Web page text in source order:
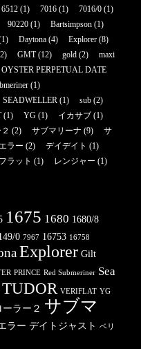
6512 (1) 7016 (1) 7016/0 (1)
90220 (1) Bartsimpson (1)
Daytona (4) Explorer (8)
GMT(12) gold (2)
maxi
OYSTER PERPETUAL DATE
(1)
SEADWELLER (1) sub (2)
(1) YG (1) イカサブ (1)
(2) サブマリーナ (9)
サ
ラー (2) デイデイト (1)
ラット (1) レンジャー (1)
1675 1680 1680/8
0 7967 16753 16758
Explorer Gilt
PRINCE Red Submeriner Sea
TUDOR VERIFLAT YG
ラー２ サブマ
ラー デイトジャスト
ベリ